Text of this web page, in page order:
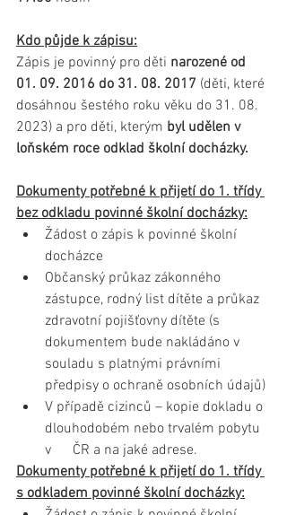
Kdo půjde k zápisu:
Zápis je povinný pro děti narozené od
01. 09. 2016 do 31. 08. 2017 (děti, které
dosáhnou šestého roku věku do 31. 08.
2023) a pro děti, kterým byl udělen v
loňském roce odklad školní docházky.
Dokumenty potřebné k přijetí do 1. třídy
bez odkladu povinné školní docházky:
Žádost o zápis k povinné školní
docházce
Občanský průkaz zákonného
zástupce, rodný list dítěte a průkaz
zdravotní pojišťovny dítěte (s
dokumentem bude nakládáno v
souladu s platnými právními
předpisy o ochraně osobních údajů)
V případě cizinců – kopie dokladu o
dlouhodobém nebo trvalém pobytu
v      ČR a na jaké adrese.
Dokumenty potřebné k přijetí do 1. třídy
s odkladem povinné školní docházky: